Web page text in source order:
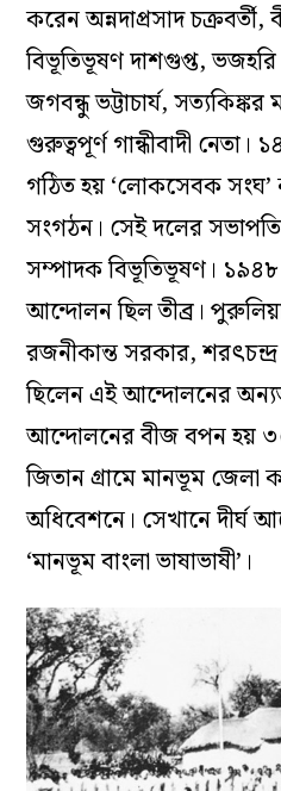
করেন অন্নদাপ্রসাদ চক্রবর্তী,
বিভূতিভূষণ দাশগুপ্ত,
জগবন্ধু ভট্টাচার্য,
গুরুত্বপূর্ণ গান্ধীবাদী
গঠিত হয় ‘লোকসেবক
সংগঠন। সেই দলের
সম্পাদক বিভূতিভূষণ।
আন্দোলন ছিল তীব্র।
রজনীকান্ত সরকার,
ছিলেন এই আন্দোলনের
আন্দোলনের বীজ বপন হয়
জিতান গ্রামে মানভূম জেলা
অধিবেশনে। সেখানে দীর্ঘ
‘মানভূম বাংলা ভাষাভাষী’।